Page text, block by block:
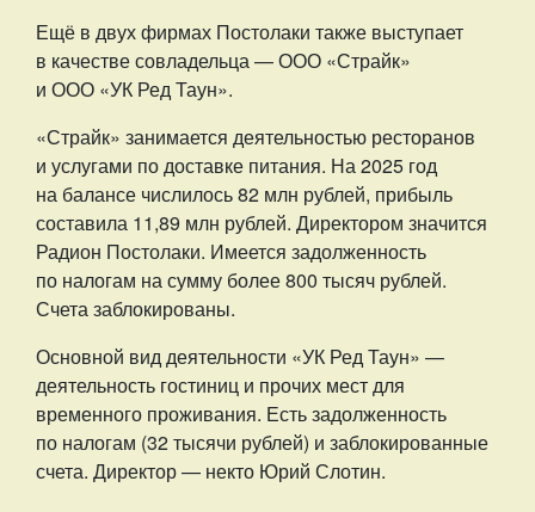
Ещё в двух фирмах Постолаки также выступает
в качестве совладельца — ООО «Страйк»
и ООО «УК Ред Таун».
«Страйк» занимается деятельностью ресторанов
и услугами по доставке питания. На 2025 год
на балансе числилось 82 млн рублей, прибыль
составила 11,89 млн рублей. Директором значится
Радион Постолаки. Имеется задолженность
по налогам на сумму более 800 тысяч рублей.
Счета заблокированы.
Основной вид деятельности «УК Ред Таун» —
деятельность гостиниц и прочих мест для
временного проживания. Есть задолженность
по налогам (32 тысячи рублей) и заблокированные
счета. Директор — некто Юрий Слотин.